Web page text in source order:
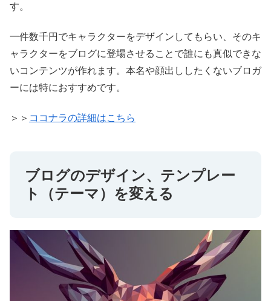
す。
一件数千円でキャラクターをデザインしてもらい、そのキ
ャラクターをブログに登場させることで誰にも真似できな
いコンテンツが作れます。本名や顔出ししたくないブロガ
ーには特におすすめです。
＞＞ ココナラの詳細はこちら
ブログのデザイン、テンプレー
ト（テーマ）を変える